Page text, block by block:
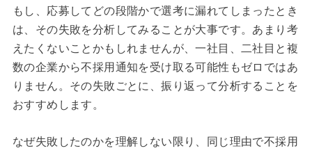
もし、応募してどの段階かで選考に漏れてしまったとき
は、その失敗を分析してみることが大事です。あまり考
えたくないことかもしれませんが、一社目、二社目と複
数の企業から不採用通知を受け取る可能性もゼロではあ
りません。その失敗ごとに、振り返って分析することを
おすすめします。
なぜ失敗したのかを理解しない限り、同じ理由で不採用